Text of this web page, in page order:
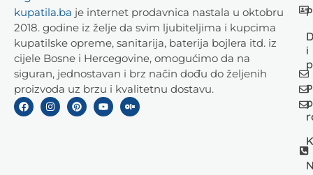
kupatila.ba je internet prodavnica nastala u oktobru
2018. godine iz želje da svim ljubiteljima i kupcima
kupatilske opreme, sanitarija, baterija bojlera itd. iz
cijele Bosne i Hercegovine, omogućimo da na
siguran, jednostavan i brz način dođu do željenih
proizvoda uz brzu i kvalitetnu dostavu.
i